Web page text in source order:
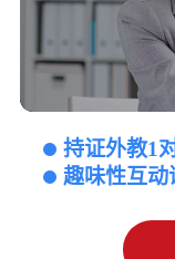
持证外教1
趣味性互动